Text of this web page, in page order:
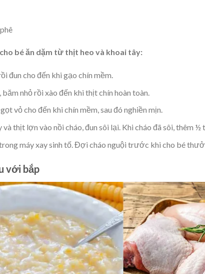
bé ăn dặm từ thịt heo và khoai tây:
đun cho đến khi gạo chín mềm.
nhỏ rồi xào đến khi thịt chín hoàn toàn.
vỏ cho đến khi chín mềm, sau đó nghiền mịn.
thịt lợn vào nồi cháo, đun sôi lại. Khi cháo đã sôi, thêm
máy xay sinh tố. Đợi cháo nguội trước khi cho bé
với bắp